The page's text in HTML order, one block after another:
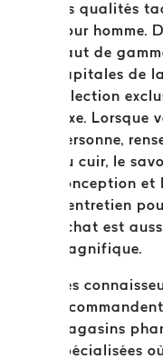
les qualités
pour homme.
haut de
capitales de
sélection
luxe. Lorsque
personne,
du cuir, le
conception
d'entretien
achat est
magnifique.
Les
magasins
spécialisées